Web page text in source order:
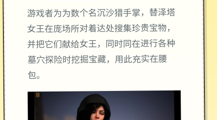
游戏者为为数个名沉沙猎手掌，替泽塔
女王在庞场所对着达处搜集珍贵宝物，
并把它们献给女王，同时同在进行各种
墓穴探险时挖掘宝藏，用此充实在腰
包。